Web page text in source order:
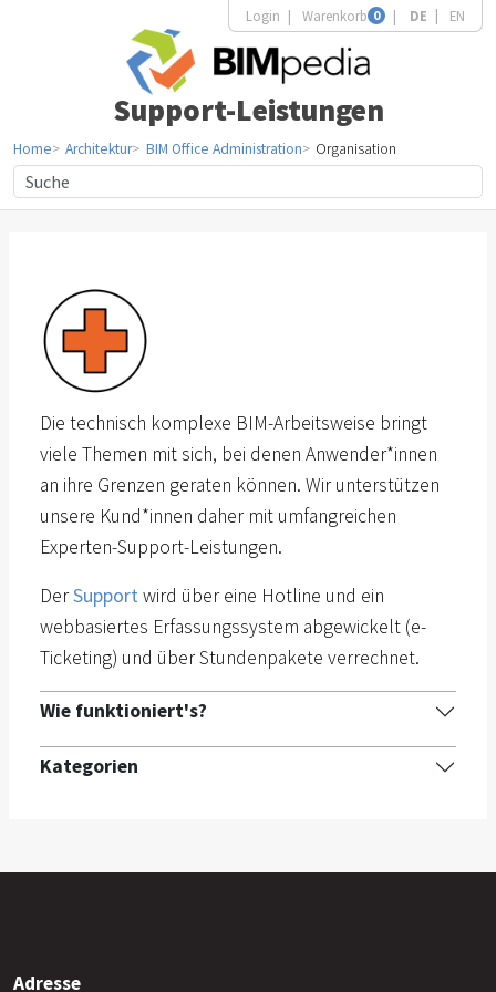
Login Warenkorb 0 DE EN
Support-Leistungen
Home Architektur BIM Office Administration Organisation
Die technisch komplexe BIM-Arbeitsweise bringt
viele Themen mit sich, bei denen Anwender*innen
an ihre Grenzen geraten können. Wir unterstützen
unsere Kund*innen daher mit umfangreichen
Experten-Support-Leistungen.
DerSupport wird über eine Hotline und ein
webbasiertes Erfassungssystem abgewickelt (e-
Ticketing) und über Stundenpakete verrechnet.
Wie funktioniert's?
Kategorien
Adresse